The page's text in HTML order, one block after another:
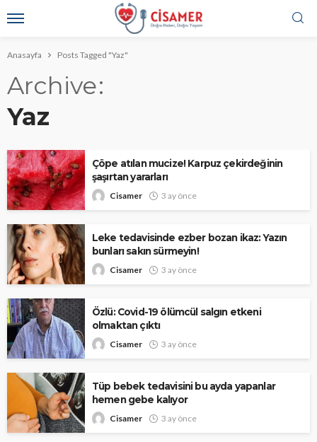
Anasayfa Posts Tagged "Yaz"
Archive
Yaz
Çöpe atılan mucize! Karpuz çekirdeğinin
şaşırtan yararları
Cisamer 3 ay önce
Leke tedavisinde ezber bozan ikaz: Yazın
bunları sakın sürmeyin!
Cisamer 3 ay önce
Özlü: Covid-19 ölümcül salgın etkeni
olmaktan çıktı
Cisamer 3 ay önce
Tüp bebek tedavisini bu ayda yapanlar
hemen gebe kalıyor
Cisamer 3 ay önce